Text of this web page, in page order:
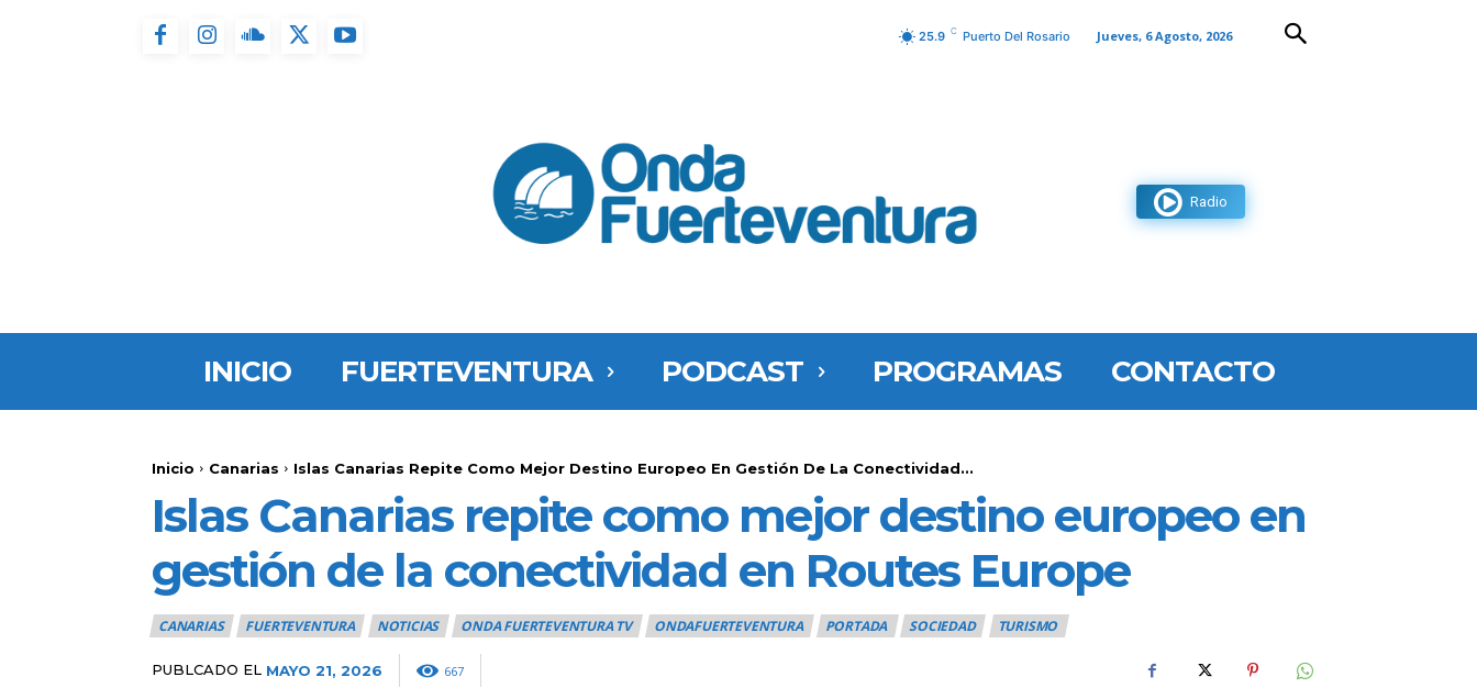
25.9 C Puerto Del Rosario Jueves, 6 Agosto, 2026
Radio
INICIO FUERTEVENTURA PODCAST PROGRAMAS CONTACTO
Inicio Canarias Islas Canarias Repite Como Mejor Destino Europeo En Gestión De La Conectividad...
Islas Canarias repite como mejor destino europeo en
gestión de la conectividad en Routes Europe
CANARIAS FUERTEVENTURA NOTICIAS ONDA FUERTEVENTURA TV ONDAFUERTEVENTURA PORTADA SOCIEDAD TURISMO
PUBLCADO EL MAYO 21, 2026 667